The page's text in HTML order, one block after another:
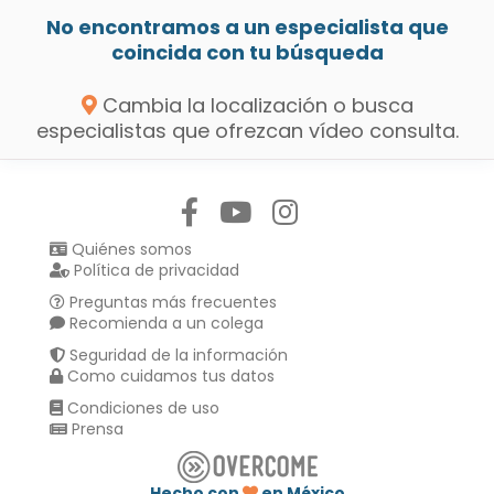
No encontramos a un especialista que
coincida con tu búsqueda
Cambia la localización o busca
especialistas que ofrezcan vídeo consulta.
Quiénes somos
Política de privacidad
Preguntas más frecuentes
Recomienda a un colega
Seguridad de la información
Como cuidamos tus datos
Condiciones de uso
Prensa